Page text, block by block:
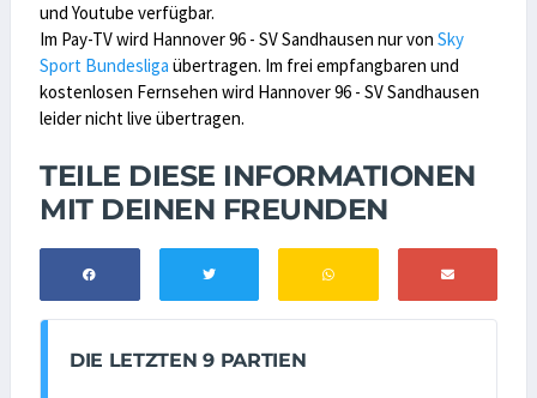
und Youtube verfügbar.
Im Pay-TV wird Hannover 96 - SV Sandhausen nur von Sky
Sport Bundesliga übertragen. Im frei empfangbaren und
kostenlosen Fernsehen wird Hannover 96 - SV Sandhausen
leider nicht live übertragen.
TEILE DIESE INFORMATIONEN
MIT DEINEN FREUNDEN
DIE LETZTEN 9 PARTIEN